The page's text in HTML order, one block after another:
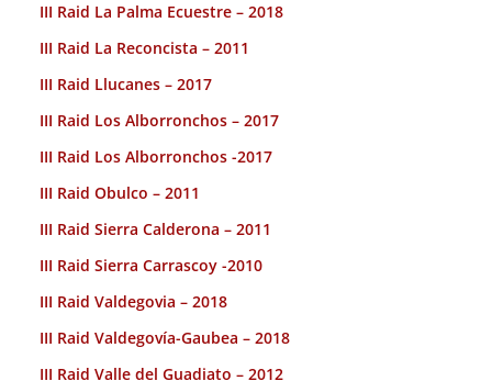
III Raid La Palma Ecuestre – 2018
III Raid La Reconcista – 2011
III Raid Llucanes – 2017
III Raid Los Alborronchos – 2017
III Raid Los Alborronchos -2017
III Raid Obulco – 2011
III Raid Sierra Calderona – 2011
III Raid Sierra Carrascoy -2010
III Raid Valdegovia – 2018
III Raid Valdegovía-Gaubea – 2018
III Raid Valle del Guadiato – 2012